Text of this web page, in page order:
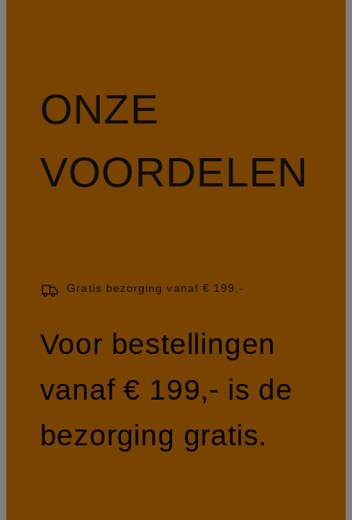
ONZE
VOORDELEN
Gratis bezorging vanaf € 199,-
Voor bestellingen
vanaf € 199,- is de
bezorging gratis.